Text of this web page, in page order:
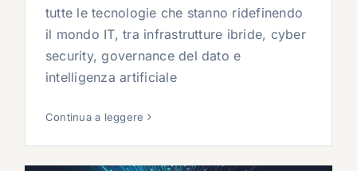
tutte le tecnologie che stanno ridefinendo
il mondo IT, tra infrastrutture ibride, cyber
security, governance del dato e
intelligenza artificiale
Continua a leggere